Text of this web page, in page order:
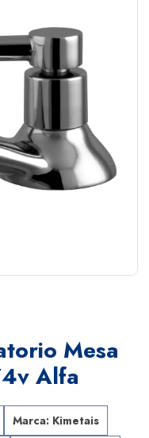
Mesa
Alfa
Marca: Kimetais